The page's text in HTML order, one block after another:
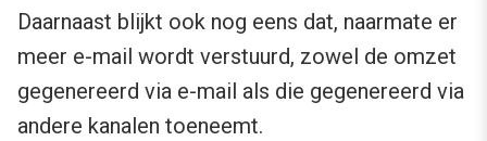
Daarnaast blijkt ook nog eens dat, naarmate er
meer e-mail wordt verstuurd, zowel de omzet
gegenereerd via e-mail als die gegenereerd via
andere kanalen toeneemt.